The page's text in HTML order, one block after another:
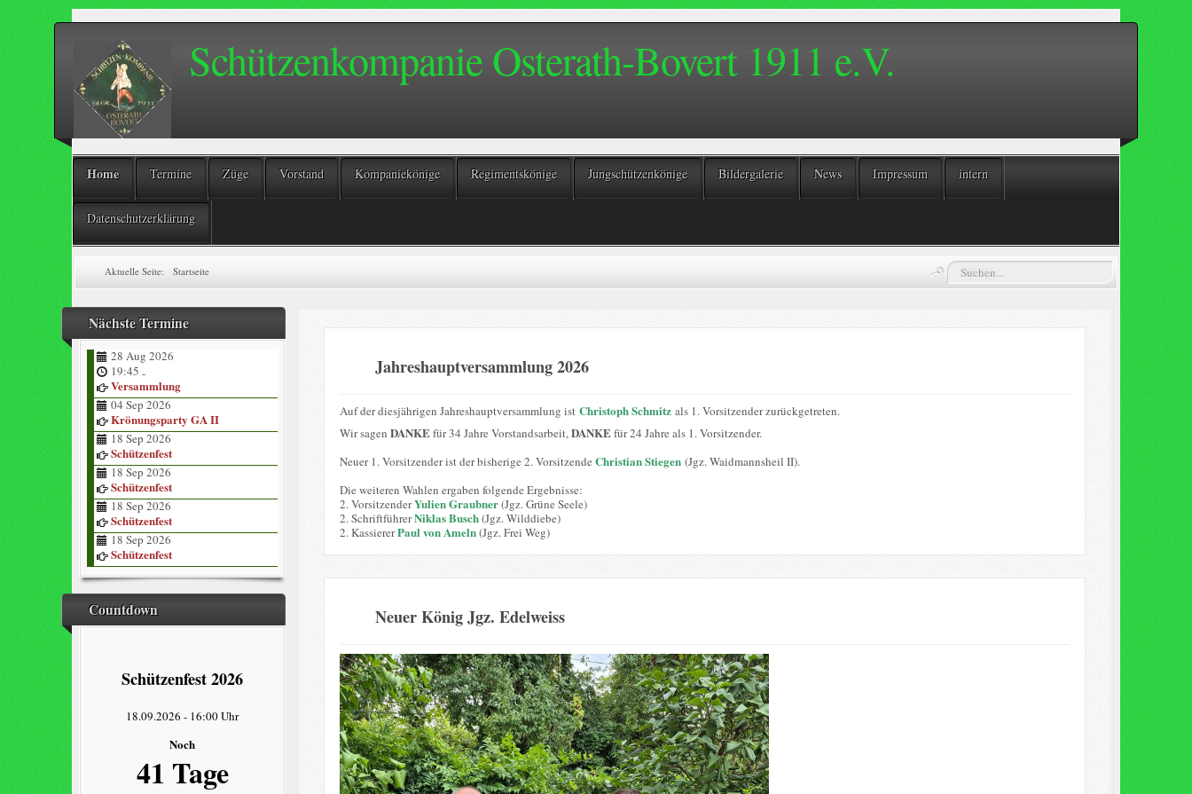
Schützenkompanie Osterath-Bovert 1911 e.V.
Home Termine Züge Vorstand Kompaniekönige Regimentskönige Jungschützenkönige Bildergalerie News Impressum intern
Datenschutzerklärung
Aktuelle Seite:Startseite Suchen...
Nächste Termine
28 Aug 2026
19:45 -
Versammlung
04 Sep 2026
Krönungsparty GA II
18 Sep 2026
Schützenfest
18 Sep 2026
Schützenfest
18 Sep 2026
Schützenfest
18 Sep 2026
Schützenfest
Countdown
Schützenfest 2026
18.09.2026 - 16:00 Uhr
Noch
41 Tage
Jahreshauptversammlung 2026
Auf der diesjährigen Jahreshauptversammlung ist Christoph Schmitzals 1. Vorsitzender zurückgetreten.
Wir sagen DANKEfür 34 Jahre Vorstandsarbeit, DANKEfür 24 Jahre als 1. Vorsitzender.
Neuer 1. Vorsitzender ist der bisherige 2. Vorsitzende Christian Stiegen (Jgz. Waidmannsheil II).
Die weiteren Wahlen ergaben folgende Ergebnisse:
2. VorsitzenderYulien Graubner(Jgz. Grüne Seele)
2. SchriftführerNiklas Busch(Jgz. Wilddiebe)
2. KassiererPaul von Ameln(Jgz. Frei Weg)
Neuer König Jgz. Edelweiss